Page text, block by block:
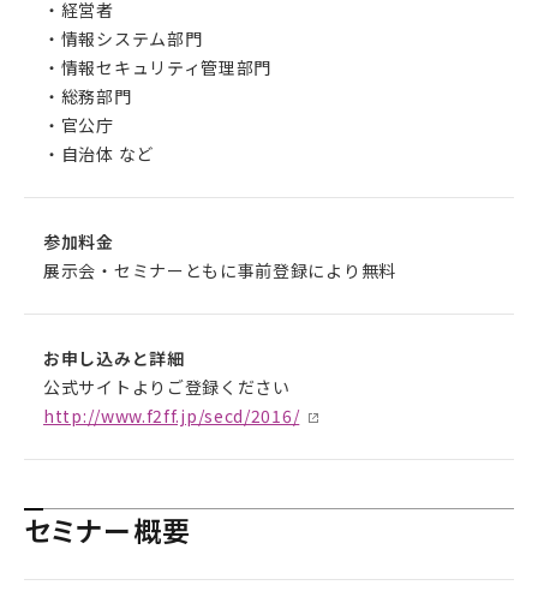
・経営者
・情報システム部門
・情報セキュリティ管理部門
・総務部門
・官公庁
・自治体 など
参加料金
展示会・セミナーともに事前登録により無料
お申し込みと詳細
公式サイトよりご登録ください
http://www.f2ff.jp/secd/2016/
セミナー概要